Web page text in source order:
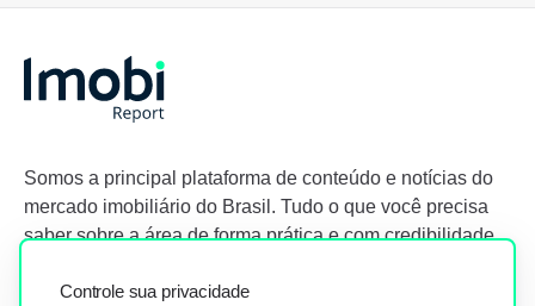
Controle sua privacidade
Somos a principal plataforma de conteúdo e notícias do
mercado imobiliário do Brasil. Tudo o que você precisa
saber sobre a área de forma prática e com credibilidade.